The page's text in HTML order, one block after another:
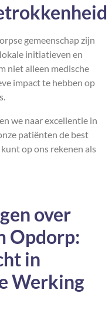
gemeenschap zijn
initiatieven en
niet alleen medische
impact te hebben op
we naar excellentie in
patiënten de best
op ons rekenen als
over
Opdorp:
in
Werking